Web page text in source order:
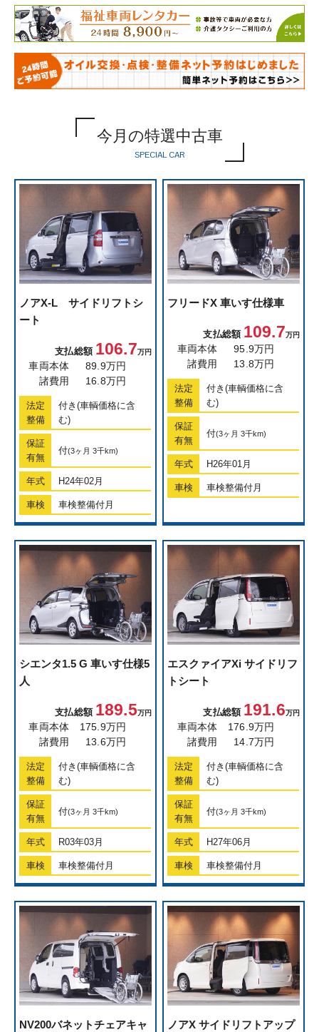
今月の特選中古車
SPECIAL CAR
ノアX-L サイドリフトシ
ート
支払総額 106.7万円
車両本体
89.9万円
諸費用
16.8万円
法定
整備
付き(車輌価格に含
む)
保証
有無
付(3ヶ月 3千km)
年式 H24年02月
車検 車検整備付月
フリードX 車いす仕様車
支払総額 109.7万円
車両本体
95.9万円
諸費用
13.8万円
法定
整備
付き(車輌価格に含
む)
保証
有無
付(3ヶ月 3千km)
年式 H26年01月
車検 車検整備付月
シエンタ1.5 G 車いす仕様5
人
支払総額 189.5万円
車両本体
175.9万円
諸費用
13.6万円
法定
整備
付き(車輌価格に含
む)
保証
有無
付(3ヶ月 3千km)
年式 R03年03月
車検 車検整備付月
エスクァイアXi サイドリフ
トシート
支払総額 191.6万円
車両本体
176.9万円
諸費用
14.7万円
法定
整備
付き(車輌価格に含
む)
保証
有無
付(3ヶ月 3千km)
年式 H27年06月
車検 車検整備付月
NV200バネットチェアキャ
ノアX サイドリフトアップ